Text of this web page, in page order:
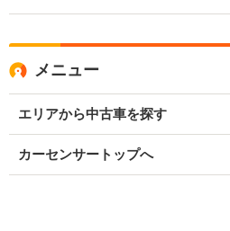
メニュー
エリアから中古車を探す
カーセンサートップへ